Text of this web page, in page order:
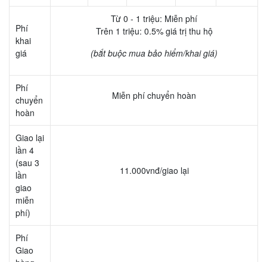
Phí
khai
giá
Từ 0 - 1 triệu: Miễn phí
Trên 1 triệu: 0.5% giá trị thu hộ
(bắt buộc mua bảo hiểm/khai giá)
Phí
chuyển
hoàn
Miễn phí chuyển hoàn
Giao lại
lần 4
(sau 3
lần
giao
miễn
phí)
11.000vnđ/giao lại
Phí
Giao